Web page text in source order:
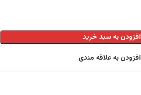
افزودن به سبد خرید
افزودن به علاقه مندی